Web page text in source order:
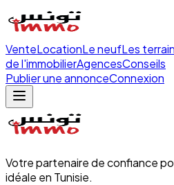
VenteLocationLe neufLes
de l'immobilierAgencesConseils
Publier une annonceConnexion
Votre partenaire de confiance
idéale en Tunisie.